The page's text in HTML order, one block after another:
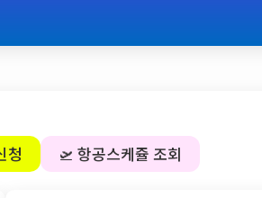
청 🛫 항공스케쥴 조회